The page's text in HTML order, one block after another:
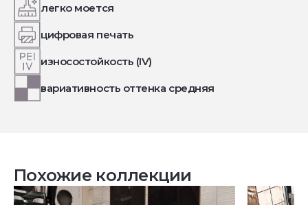
легко моется
цифровая печать
износостойкость (IV)
вариативность оттенка средняя
Похожие коллекции